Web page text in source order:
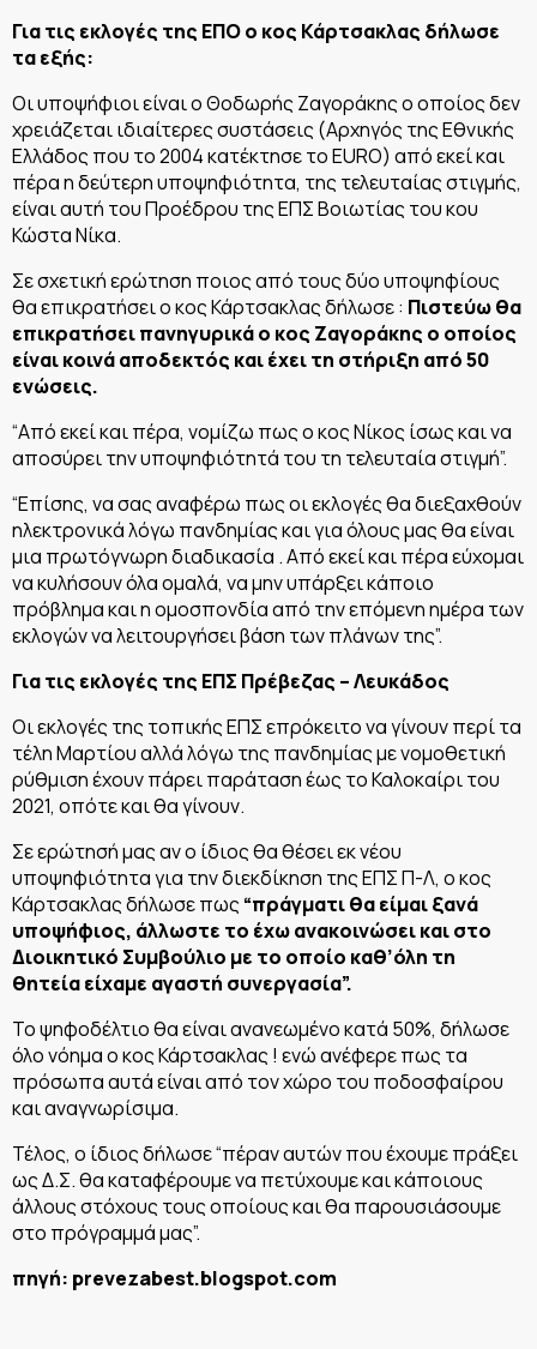
Για τις εκλογές της ΕΠΟ ο κος Κάρτσακλας δήλωσε
τα εξής:
Οι υποψήφιοι είναι ο Θοδωρής Ζαγοράκης ο οποίος δεν
χρειάζεται ιδιαίτερες συστάσεις (Αρχηγός της Εθνικής
Ελλάδος που το 2004 κατέκτησε το EURO) από εκεί και
πέρα η δεύτερη υποψηφιότητα, της τελευταίας στιγμής,
είναι αυτή του Προέδρου της ΕΠΣ Βοιωτίας του κου
Κώστα Νίκα.
Σε σχετική ερώτηση ποιος από τους δύο υποψηφίους
θα επικρατήσει ο κος Κάρτσακλας δήλωσε : Πιστεύω θα
επικρατήσει πανηγυρικά ο κος Ζαγοράκης ο οποίος
είναι κοινά αποδεκτός και έχει τη στήριξη από 50
ενώσεις.
“Από εκεί και πέρα, νομίζω πως ο κος Νίκος ίσως και να
αποσύρει την υποψηφιότητά του τη τελευταία στιγμή”.
“Επίσης, να σας αναφέρω πως οι εκλογές θα διεξαχθούν
ηλεκτρονικά λόγω πανδημίας και για όλους μας θα είναι
μια πρωτόγνωρη διαδικασία . Από εκεί και πέρα εύχομαι
να κυλήσουν όλα ομαλά, να μην υπάρξει κάποιο
πρόβλημα και η ομοσπονδία από την επόμενη ημέρα των
εκλογών να λειτουργήσει βάση των πλάνων της”.
Για τις εκλογές της ΕΠΣ Πρέβεζας – Λευκάδος
Οι εκλογές της τοπικής ΕΠΣ επρόκειτο να γίνουν περί τα
τέλη Μαρτίου αλλά λόγω της πανδημίας με νομοθετική
ρύθμιση έχουν πάρει παράταση έως το Καλοκαίρι του
2021, οπότε και θα γίνουν.
Σε ερώτησή μας αν ο ίδιος θα θέσει εκ νέου
υποψηφιότητα για την διεκδίκηση της ΕΠΣ Π-Λ, ο κος
Κάρτσακλας δήλωσε πως “πράγματι θα είμαι ξανά
υποψήφιος, άλλωστε το έχω ανακοινώσει και στο
Διοικητικό Συμβούλιο με το οποίο καθ’όλη τη
θητεία είχαμε αγαστή συνεργασία”.
Το ψηφοδέλτιο θα είναι ανανεωμένο κατά 50%, δήλωσε
όλο νόημα ο κος Κάρτσακλας ! ενώ ανέφερε πως τα
πρόσωπα αυτά είναι από τον χώρο του ποδοσφαίρου
και αναγνωρίσιμα.
Τέλος, ο ίδιος δήλωσε “πέραν αυτών που έχουμε πράξει
ως Δ.Σ. θα καταφέρουμε να πετύχουμε και κάποιους
άλλους στόχους τους οποίους και θα παρουσιάσουμε
στο πρόγραμμά μας”.
πηγή: prevezabest.blogspot.com